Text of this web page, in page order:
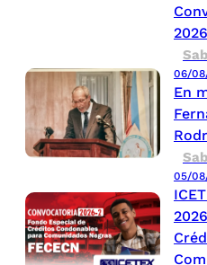
06/
En
05/